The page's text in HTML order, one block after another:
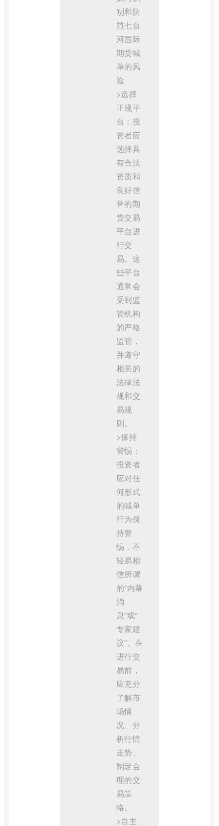
别和防
范七台
河国际
期货喊
单的风
险
>选择
正规平
台：投
资者应
选择具
有合法
资质和
良好信
誉的期
货交易
平台进
行交
易。这
些平台
通常会
受到监
管机构
的严格
监管，
并遵守
相关的
法律法
规和交
易规
则。
>保持
警惕：
投资者
应对任
何形式
的喊单
行为保
持警
惕，不
轻易相
信所谓
的“内幕
消
息”或“
专家建
议”。在
进行交
易前，
应充分
了解市
场情
况、分
析行情
走势、
制定合
理的交
易策
略。
>自主